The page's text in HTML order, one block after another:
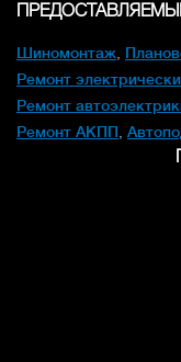
Шиномонтаж
Ремонт
Ремонт
Ремонт АКПП